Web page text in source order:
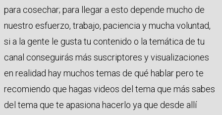
para cosechar; para llegar a esto depende mucho de
nuestro esfuerzo, trabajo, paciencia y mucha voluntad,
si a la gente le gusta tu contenido o la temática de tu
canal conseguirás más suscriptores y visualizaciones
en realidad hay muchos temas de qué hablar pero te
recomiendo que hagas videos del tema que más sabes
del tema que te apasiona hacerlo ya que desde allí